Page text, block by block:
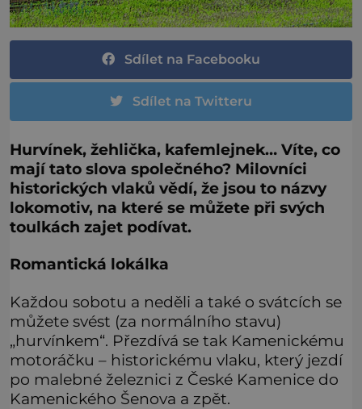
Sdílet na Facebooku
Sdílet na Twitteru
Hurvínek, žehlička, kafemlejnek… Víte, co
mají tato slova společného? Milovníci
historických vlaků vědí, že jsou to názvy
lokomotiv, na které se můžete při svých
toulkách zajet podívat.
Romantická lokálka
Každou sobotu a neděli a také o svátcích se
můžete svést (za normálního stavu)
„hurvínkem“. Přezdívá se tak Kamenickému
motoráčku – historickému vlaku, který jezdí
po malebné železnici z České Kamenice do
Kamenického Šenova a zpět.